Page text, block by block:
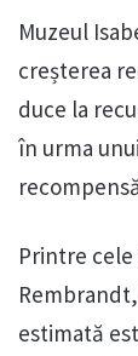
Muzeul
creșterea
duce la
în urma
Printre
estimată